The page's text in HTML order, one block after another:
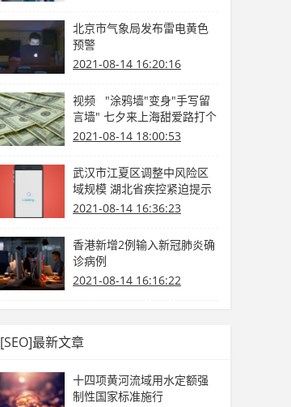
北京市气象局发布雷电黄色
预警
2021-08-14 16:20:16
视频 "涂鸦墙"变身"手写留
言墙" 七夕来上海甜爱路打个
卡吧
2021-08-14 18:00:53
武汉市江夏区调整中风险区
域规模 湖北省疾控紧迫提示
2021-08-14 16:36:23
香港新增2例输入新冠肺炎确
诊病例
2021-08-14 16:16:22
[SEO]最新文章
十四项黄河流域用水定额强
制性国家标准施行